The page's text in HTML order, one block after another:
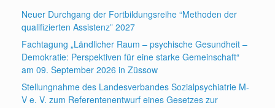
Neuer Durchgang der Fortbildungsreihe “Methoden der
qualifizierten Assistenz” 2027
Fachtagung „Ländlicher Raum – psychische Gesundheit –
Demokratie: Perspektiven für eine starke Gemeinschaft“
am 09. September 2026 in Züssow
Stellungnahme des Landesverbandes Sozialpsychiatrie M-
V e. V. zum Referentenentwurf eines Gesetzes zur